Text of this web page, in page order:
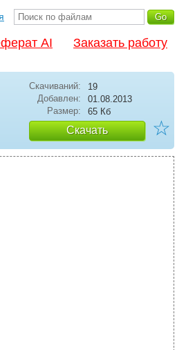
AI Заказать работу
Скачиваний:
19
Добавлен:
01.08.2013
Размер:
65 Кб
Скачать ☆